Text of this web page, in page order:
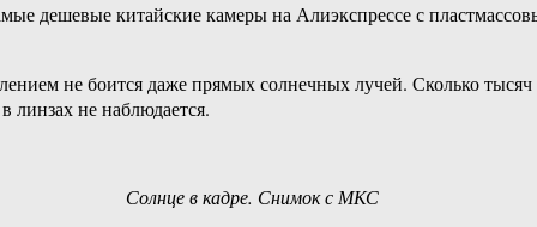
дешевые китайские камеры на Алиэкспрессе с
не боится даже прямых солнечных лучей. Сколько
линзах не наблюдается.
Солнце в кадре. Снимок с МКС